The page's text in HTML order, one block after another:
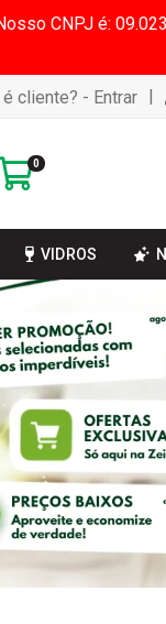
CNPJ é:
cliente? - Entrar |
0
VIDROS